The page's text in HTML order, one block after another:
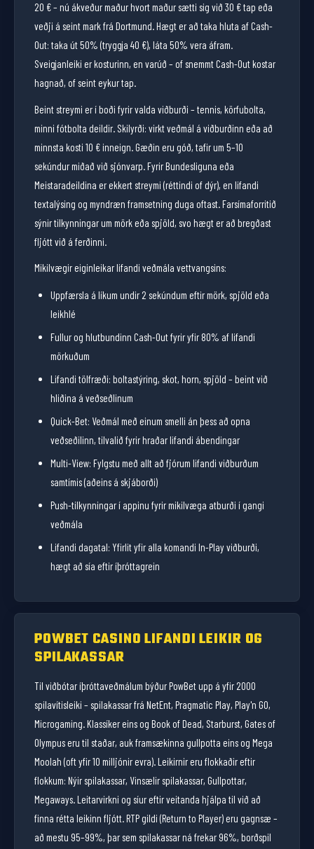
20 € – nú ákveður maður hvort maður sætti sig við 30 € tap eða
veðji á seint mark frá Dortmund. Hægt er að taka hluta af Cash-
Out: taka út 50% (tryggja 40 €), láta 50% vera áfram.
Sveigjanleiki er kosturinn, en varúð – of snemmt Cash-Out kostar
hagnað, of seint eykur tap.
Beint streymi er í boði fyrir valda viðburði – tennis, körfubolta,
minni fótbolta deildir. Skilyrði: virkt veðmál á viðburðinn eða að
minnsta kosti 10 € inneign. Gæðin eru góð, tafir um 5–10
sekúndur miðað við sjónvarp. Fyrir Bundesliguna eða
Meistaradeildina er ekkert streymi (réttindi of dýr), en lifandi
textalýsing og myndræn framsetning duga oftast. Farsímaforritið
sýnir tilkynningar um mörk eða spjöld, svo hægt er að bregðast
fljótt við á ferðinni.
Mikilvægir eiginleikar lifandi veðmála vettvangsins:
Uppfærsla á líkum undir 2 sekúndum eftir mörk, spjöld eða
leikhlé
Fullur og hlutbundinn Cash-Out fyrir yfir 80% af lifandi
mörkuðum
Lifandi tölfræði: boltastýring, skot, horn, spjöld – beint við
hliðina á veðseðlinum
Quick-Bet: Veðmál með einum smelli án þess að opna
veðseðilinn, tilvalið fyrir hraðar lifandi ábendingar
Multi-View: Fylgstu með allt að fjórum lifandi viðburðum
samtímis (aðeins á skjáborði)
Push-tilkynningar í appinu fyrir mikilvæga atburði í gangi
veðmála
Lifandi dagatal: Yfirlit yfir alla komandi In-Play viðburði,
hægt að sía eftir íþróttagrein
POWBET CASINO LIFANDI LEIKIR OG
SPILAKASSAR
Til viðbótar íþróttaveðmálum býður PowBet upp á yfir 2000
spilavítisleiki – spilakassar frá NetEnt, Pragmatic Play, Play'n GO,
Microgaming. Klassíker eins og Book of Dead, Starburst, Gates of
Olympus eru til staðar, auk framsækinna gullpotta eins og Mega
Moolah (oft yfir 10 milljónir evra). Leikirnir eru flokkaðir eftir
flokkum: Nýir spilakassar, Vinsælir spilakassar, Gullpottar,
Megaways. Leitarvirkni og síur eftir veitanda hjálpa til við að
finna rétta leikinn fljótt. RTP gildi (Return to Player) eru gagnsæ –
að mestu 95–99%, þar sem spilakassar ná frekar 96%, borðspil